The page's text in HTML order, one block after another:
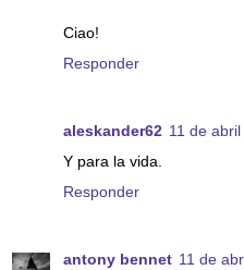
Ciao!
Responder
aleskander62 11 de
Y para la vida.
Responder
antony bennet 11 de